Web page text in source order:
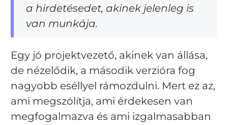
a hirdetésedet, akinek jelenleg is
van munkája.
Egy jó projektvezető, akinek van állása,
de nézelődik, a második verzióra fog
nagyobb eséllyel rámozdulni. Mert ez az,
ami megszólítja, ami érdekesen van
megfogalmazva és ami izgalmasabban